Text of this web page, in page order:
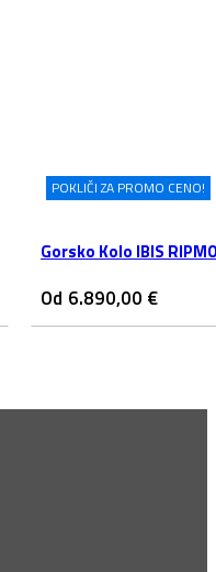
POKLIČI ZA PROMO CENO!
Gorsko Kolo IBIS
Od 6.890,00 €